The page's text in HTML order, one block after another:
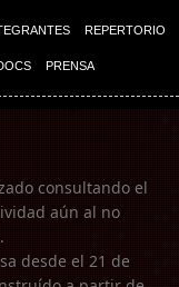
REPERTORIO
PRENSA
consultando el
aún al no
desde el 21 de